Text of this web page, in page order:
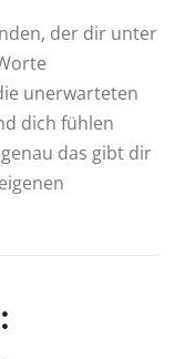
der dir unter
unerwarteten
dich fühlen
das gibt dir